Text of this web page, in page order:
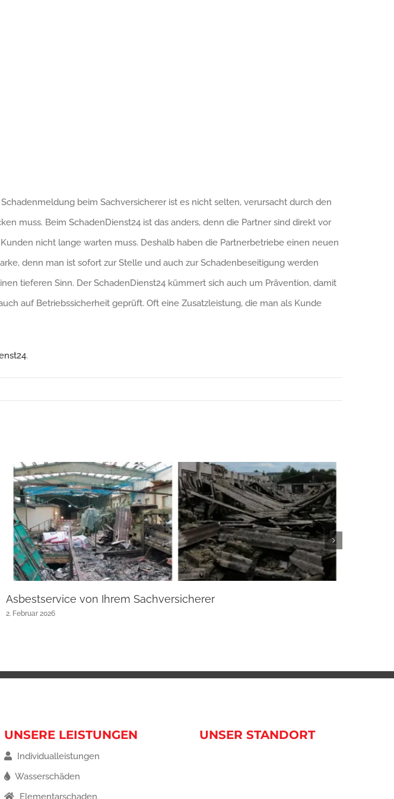
beim Sachversicherer ist es nicht selten, verursacht durch den
muss. Beim SchadenDienst24 ist das anders, denn die Partner sind direkt vor
nicht lange warten muss. Deshalb haben die Partnerbetriebe einen neuen
denn man ist sofort zur Stelle und auch zur Schadenbeseitigung werden
tieferen Sinn. Der SchadenDienst24 kümmert sich auch um Prävention, damit
auf Betriebssicherheit geprüft. Oft eine Zusatzleistung, die man als Kunde
.
Asbestservice von Ihrem Sachversicherer
2. Februar 2026
UNSERE LEISTUNGEN
Individualleistungen
Wasserschäden
Elementarschaden
UNSER STANDORT